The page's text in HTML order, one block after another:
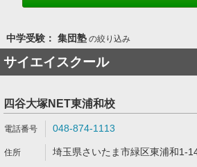
中学受験： 集団塾の絞り込み
サイエイスクール
四谷大塚NET東浦和校
048-874-1113
埼玉県さいたま市緑区東浦和1-